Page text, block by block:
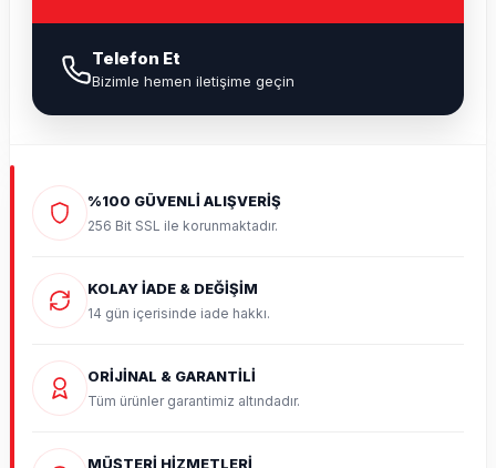
Telefon Et
Bizimle hemen iletişime geçin
%100 GÜVENLİ ALIŞVERİŞ
256 Bit SSL ile korunmaktadır.
KOLAY İADE & DEĞİŞİM
14 gün içerisinde iade hakkı.
ORİJİNAL & GARANTİLİ
Tüm ürünler garantimiz altındadır.
MÜŞTERİ HİZMETLERİ